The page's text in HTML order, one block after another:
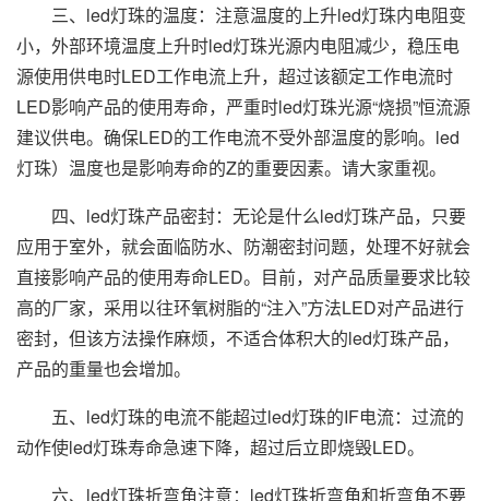
三、led灯珠的温度：注意温度的上升led灯珠内电阻变
小，外部环境温度上升时led灯珠光源内电阻减少，稳压电
源使用供电时LED工作电流上升，超过该额定工作电流时
LED影响产品的使用寿命，严重时led灯珠光源“烧损”恒流源
建议供电。确保LED的工作电流不受外部温度的影响。led
灯珠）温度也是影响寿命的Z的重要因素。请大家重视。
四、led灯珠产品密封：无论是什么led灯珠产品，只要
应用于室外，就会面临防水、防潮密封问题，处理不好就会
直接影响产品的使用寿命LED。目前，对产品质量要求比较
高的厂家，采用以往环氧树脂的“注入”方法LED对产品进行
密封，但该方法操作麻烦，不适合体积大的led灯珠产品，
产品的重量也会增加。
五、led灯珠的电流不能超过led灯珠的IF电流：过流的
动作使led灯珠寿命急速下降，超过后立即烧毁LED。
六、led灯珠折弯角注意：led灯珠折弯角和折弯角不要